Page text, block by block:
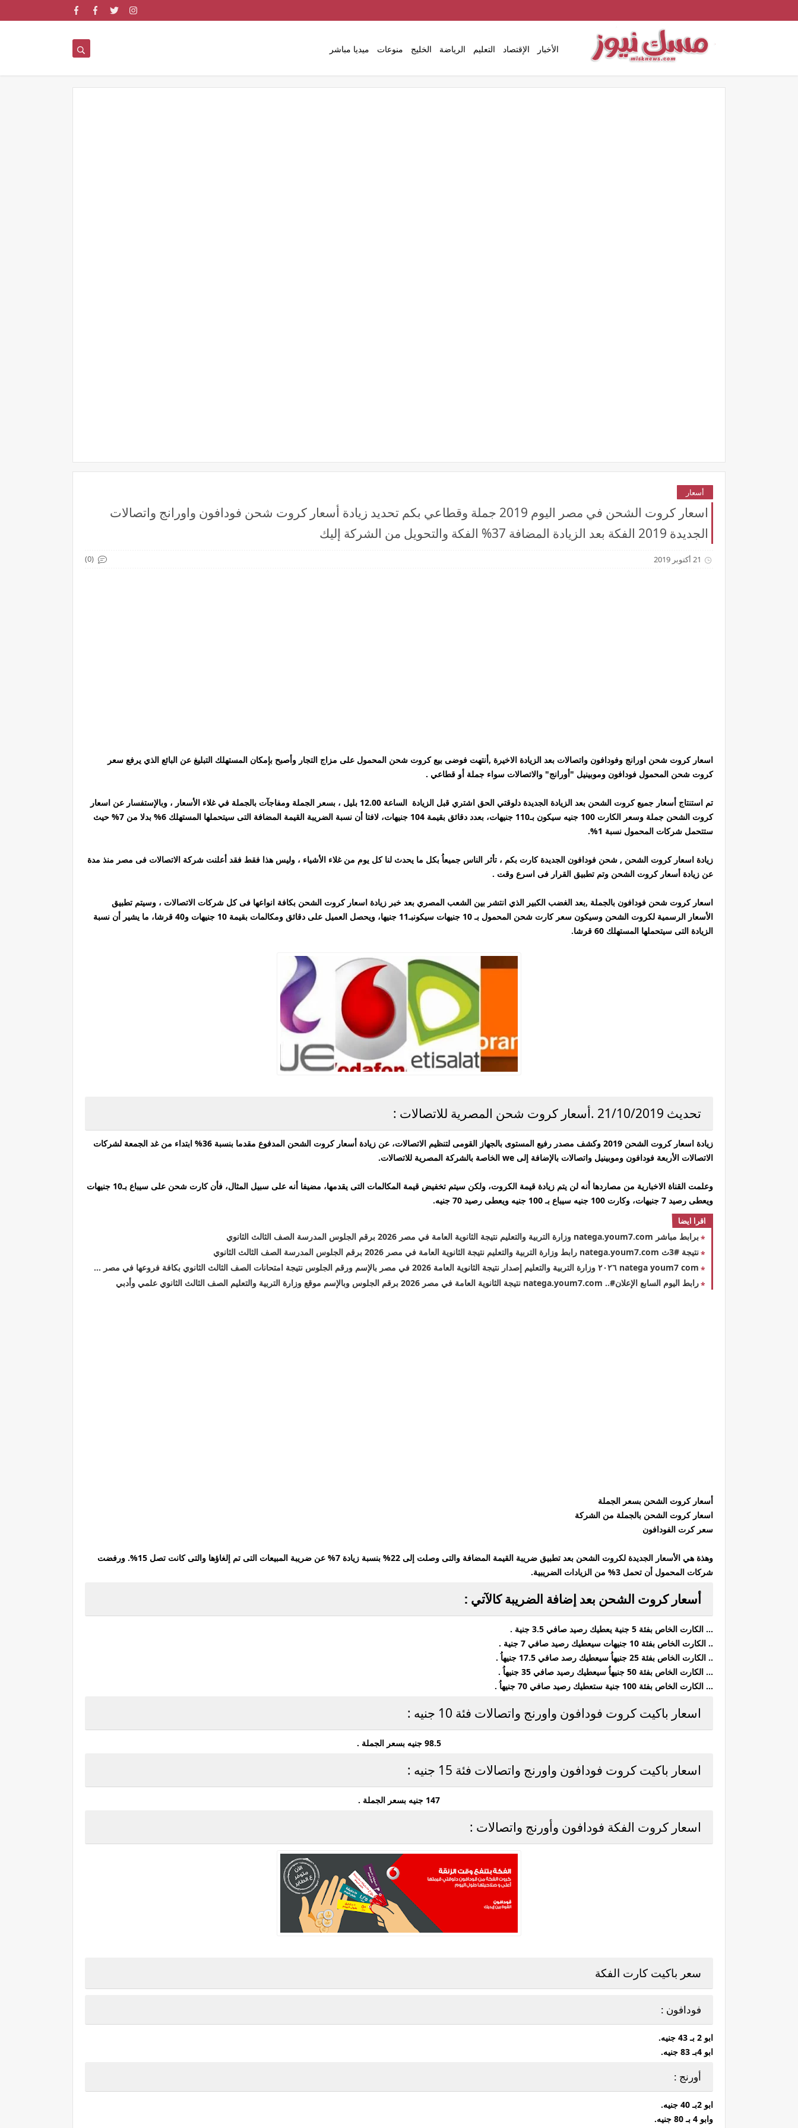
الأخبار الإقتصاد التعليم الرياضة الخليج منوعات ميديا مباشر
أسعار
اسعار كروت الشحن في مصر اليوم 2019 جملة وقطاعي بكم تحديد زيادة أسعار كروت شحن فودافون واورانج واتصالات
الجديدة 2019 الفكة بعد الزيادة المضافة 37% الفكة والتحويل من الشركة إليك
21 أكتوبر 2019 (0)
اسعار كروت شحن اورانج وفودافون واتصالات بعد الزيادة الاخيرة ,أنتهت فوضى بيع كروت شحن المحمول على مزاج التجار وأصبح بإمكان المستهلك التبليغ عن البائع الذي يرفع سعر
كروت شحن المحمول فودافون وموبينيل "أورانج" والاتصالات سواء جملة أو قطاعي .
تم استنتاج أسعار جميع كروت الشحن بعد الزيادة الجديدة دلوقتي الحق اشتري قبل الزيادة الساعة 12.00 بليل ، بسعر الجملة ومفاجآت بالجملة في غلاء الأسعار ، وبالإستفسار عن اسعار
كروت الشحن جملة وسعر الكارت 100 جنيه سيكون بـ110 جنيهات، بعدد دقائق بقيمة 104 جنيهات، لافتا أن نسبة الضريبة القيمة المضافة التى سيتحملها المستهلك 6% بدلا من 7% حيث
ستتحمل شركات المحمول نسبة 1%.
زيادة اسعار كروت الشحن , شحن فودافون الجديدة كارت بكم ، تأثر الناس جميعاُ بكل ما يحدث لنا كل يوم من غلاء الأشياء ، وليس هذا فقط فقد أعلنت شركة الاتصالات فى مصر منذ مدة
عن زيادة أسعار كروت الشحن وتم تطبيق القرار فى اسرع وقت .
اسعار كروت شحن فودافون بالجملة ,بعد الغضب الكبير الذي انتشر بين الشعب المصري بعد خبر زيادة اسعار كروت الشحن بكافة انواعها فى كل شركات الاتصالات ، وسيتم تطبيق
الأسعار الرسمية لكروت الشحن وسيكون سعر كارت شحن المحمول بـ 10 جنيهات سيكونبـ11 جنيها، ويحصل العميل على دقائق ومكالمات بقيمة 10 جنيهات و40 قرشا، ما يشير أن نسبة
الزيادة التى سيتحملها المستهلك 60 قرشا.
تحديث 21/10/2019 .أسعار كروت شحن المصرية للاتصالات :
زيادة اسعار كروت الشحن 2019 وكشف مصدر رفيع المستوى بالجهاز القومى لتنظيم الاتصالات، عن زيادة أسعار كروت الشحن المدفوع مقدما بنسبة 36% ابتداء من غد الجمعة لشركات
الاتصالات الأربعة فودافون وموبينيل واتصالات بالإضافة إلى we الخاصة بالشركة المصرية للاتصالات.
وعلمت القناة الاخبارية من مصاردها أنه لن يتم زيادة قيمة الكروت، ولكن سيتم تخفيض قيمة المكالمات التى يقدمها، مضيفا أنه على سبيل المثال، فأن كارت شحن على سيباع بـ10 جنيهات
ويعطى رصيد 7 جنيهات، وكارت 100 جنيه سيباع بـ 100 جنيه ويعطى رصيد 70 جنيه.
اقرا ايضا
برابط مباشر natega.youm7.com وزارة التربية والتعليم نتيجة الثانوية العامة في مصر 2026 برقم الجلوس المدرسة الصف الثالث الثانوي
نتيجة #3ث natega.youm7.com رابط وزارة التربية والتعليم نتيجة الثانوية العامة في مصر 2026 برقم الجلوس المدرسة الصف الثالث الثانوي
natega youm7 com ٢٠٢٦ وزارة التربية والتعليم إصدار نتيجة الثانوية العامة 2026 في مصر بالإسم ورقم الجلوس نتيجة امتحانات الصف الثالث الثانوي بكافة فروعها في مصر والمحافظات
رابط اليوم السابع الإعلان#.. natega.youm7.com نتيجة الثانوية العامة في مصر 2026 برقم الجلوس وبالإسم موقع وزارة التربية والتعليم الصف الثالث الثانوي علمي وأدبي
أسعار كروت الشحن بسعر الجملة
اسعار كروت الشحن بالجملة من الشركة
سعر كرت الفودافون
وهذة هي الأسعار الجديدة لكروت الشحن بعد تطبيق ضريبة القيمة المضافة والتى وصلت إلى 22% بنسبة زيادة 7% عن ضريبة المبيعات التى تم إلغاؤها والتى كانت تصل 15%. ورفضت
شركات المحمول أن تحمل 3% من الزيادات الضريبية.
أسعار كروت الشحن بعد إضافة الضريبة كالآتي :
. الكارت الخاص بفئة 5 جنية يعطيك رصيد صافي 3.5 جنية ...
. الكارت الخاص بفئة 10 جنيهات سيعطيك رصيد صافي 7 جنية ..
. الكارت الخاص بفئة 25 جنيهاُ سيعطيك رصد صافي 17.5 جنيهاُ ..
. الكارت الخاص بفئة 50 جنيهاُ سيعطيك رصيد صافي 35 جنيهاُ ...
. الكارت الخاص بفئة 100 جنية ستعطيك رصيد صافي 70 جنيهاُ ...
اسعار باكيت كروت فودافون واورنج واتصالات فئة 10 جنيه :
98.5 جنيه بسعر الجملة .
اسعار باكيت كروت فودافون واورنج واتصالات فئة 15 جنيه :
147 جنيه بسعر الجملة .
اسعار كروت الفكة فودافون وأورنج واتصالات :
سعر باكيت كارت الفكة
فودافون :
ابو 2 بـ 43 جنيه.
ابو 4بـ 83 جنيه.
أورنج :
ابو 2بـ 40 جنيه.
وابو 4 بـ 80 جنيه.